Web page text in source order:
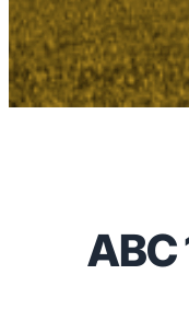
ABC